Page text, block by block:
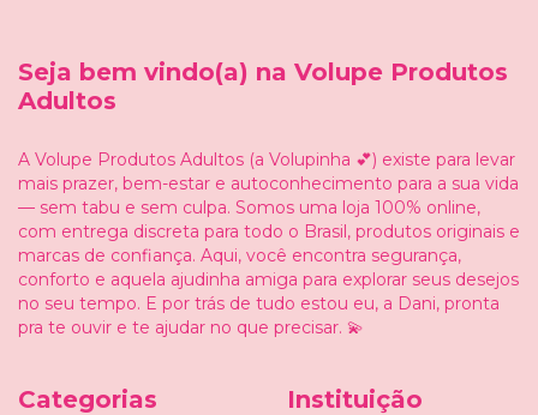
Seja bem vindo(a) na Volupe Produtos
Adultos
A Volupe Produtos Adultos (a Volupinha 💕) existe para levar
mais prazer, bem-estar e autoconhecimento para a sua vida
— sem tabu e sem culpa. Somos uma loja 100% online,
com entrega discreta para todo o Brasil, produtos originais e
marcas de confiança. Aqui, você encontra segurança,
conforto e aquela ajudinha amiga para explorar seus desejos
no seu tempo. E por trás de tudo estou eu, a Dani, pronta
pra te ouvir e te ajudar no que precisar. 💫
Categorias Instituição